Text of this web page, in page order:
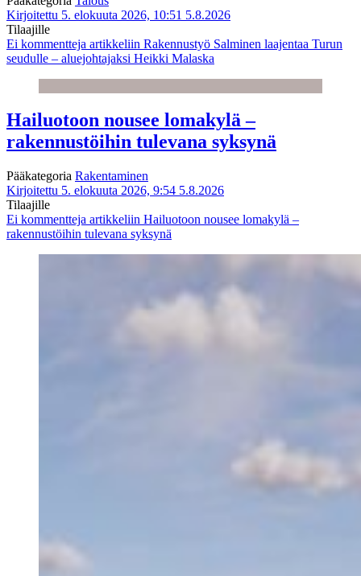
Kirjoitettu 5. elokuuta 2026, 10:51 5.8.2026
Tilaajille
Ei kommentteja artikkeliin Rakennustyö Salminen laajentaa Turun
seudulle – aluejohtajaksi Heikki Malaska
Hailuotoon nousee lomakylä –
rakennustöihin tulevana syksynä
Pääkategoria Rakentaminen
Kirjoitettu 5. elokuuta 2026, 9:54 5.8.2026
Tilaajille
Ei kommentteja artikkeliin Hailuotoon nousee lomakylä –
rakennustöihin tulevana syksynä